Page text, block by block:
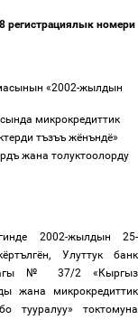
регистрациялык номери
«2002-жылдын
микрокредиттик
тъзъъ жёнъндё»
жана толуктоолорду
2002-жылдын 25-
Улуттук банк
№
37/2 «Кыргыз
жана микрокредиттик
тууралуу» токтомуна